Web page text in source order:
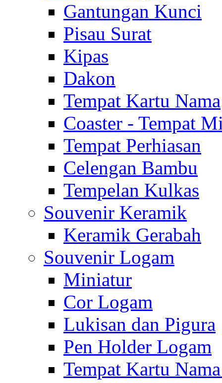
Gantungan Kunci
Pisau Surat
Kipas
Dakon
Tempat Kartu Nama
Coaster - Tempat
Tempat Perhiasan
Celengan Bambu
Tempelan Kulkas
Souvenir Keramik
Keramik Gerabah
Souvenir Logam
Miniatur
Cor Logam
Lukisan dan Pigura
Pen Holder Logam
Tempat Kartu